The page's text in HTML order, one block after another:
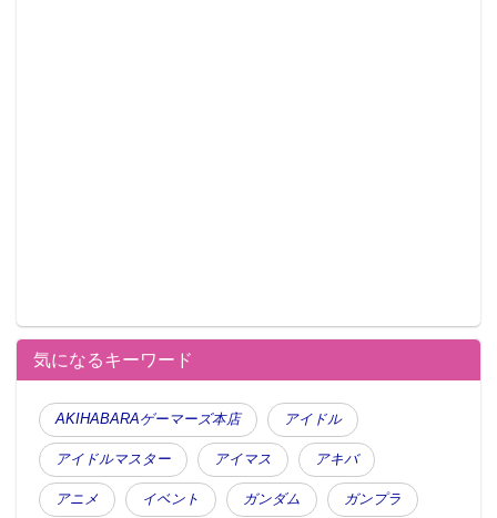
気になるキーワード
AKIHABARAゲーマーズ本店 アイドル
アイドルマスター アイマス アキバ
アニメ イベント ガンダム ガンプラ